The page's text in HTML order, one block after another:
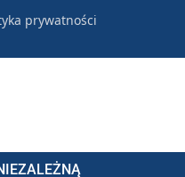
prywatności